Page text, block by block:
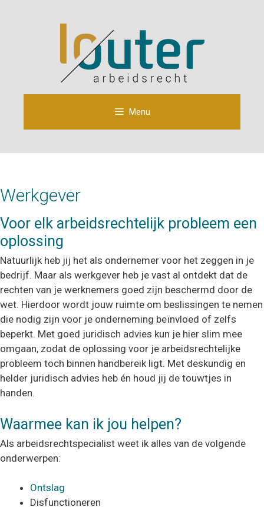
Menu
Werkgever
Voor elk arbeidsrechtelijk probleem een
oplossing
Natuurlijk heb jij het als ondernemer voor het zeggen in je
bedrijf. Maar als werkgever heb je vast al ontdekt dat de
rechten van je werknemers goed zijn beschermd door de
wet. Hierdoor wordt jouw ruimte om beslissingen te nemen
die nodig zijn voor je onderneming beïnvloed of zelfs
beperkt. Met goed juridisch advies kun je hier slim mee
omgaan, zodat de oplossing voor je arbeidsrechtelijke
probleem toch binnen handbereik ligt. Met deskundig en
helder juridisch advies heb én houd jij de touwtjes in
handen.
Waarmee kan ik jou helpen?
Als arbeidsrechtspecialist weet ik alles van de volgende
onderwerpen:
Ontslag
Disfunctioneren